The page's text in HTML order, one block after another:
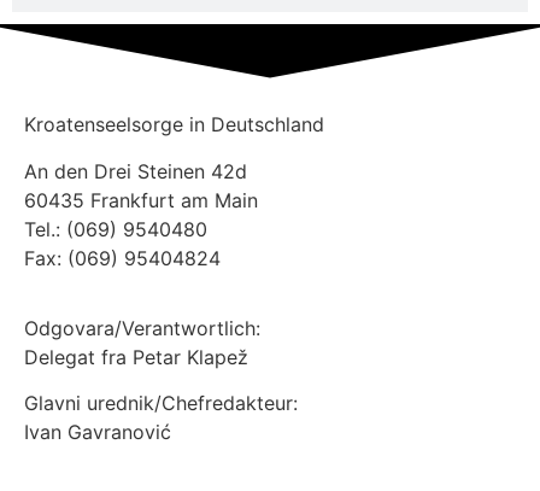
Kroatenseelsorge in Deutschland
An den Drei Steinen 42d
60435 Frankfurt am Main
Tel.: (069) 9540480
Fax: (069) 95404824
Odgovara/Verantwortlich:
Delegat fra Petar Klapež
Glavni urednik/Chefredakteur:
Ivan Gavranović